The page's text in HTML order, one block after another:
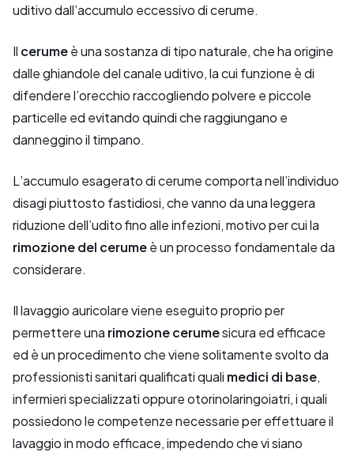
uditivo dall’accumulo eccessivo di cerume.
Il cerumeè una sostanza di tipo naturale, che ha origine
dalle ghiandole del canale uditivo, la cui funzione è di
difendere l’orecchio raccogliendo polvere e piccole
particelle ed evitando quindi che raggiungano e
danneggino il timpano.
L’accumulo esagerato di cerume comporta nell’individuo
disagi piuttosto fastidiosi, che vanno da una leggera
riduzione dell’udito fino alle infezioni, motivo per cui la
rimozione del cerumeèun processo fondamentale da
considerare.
Il lavaggio auricolare viene eseguito proprio per
permettere una rimozione cerumesicura ed efficace
ed è un procedimento che viene solitamente svolto da
professionisti sanitari qualificati quali medici di base,
infermieri specializzati oppure otorinolaringoiatri, i quali
possiedono le competenze necessarie per effettuare il
lavaggio in modo efficace, impedendo che vi siano